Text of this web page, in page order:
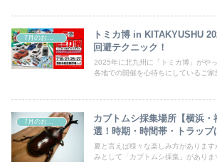
7月のお祭り
トミカ博 in KITAKYUSHU
回避テクニック！
2025年に北九州に「トミカ博」がや
各地での開催を心待ちにしているご家
7月のお祭り
カブトムシ採集場所【横浜
選！時期・時間帯・トラップ
夏と言えば様々な楽しみ方がありま
みとして「カブトムシ採集」がありま